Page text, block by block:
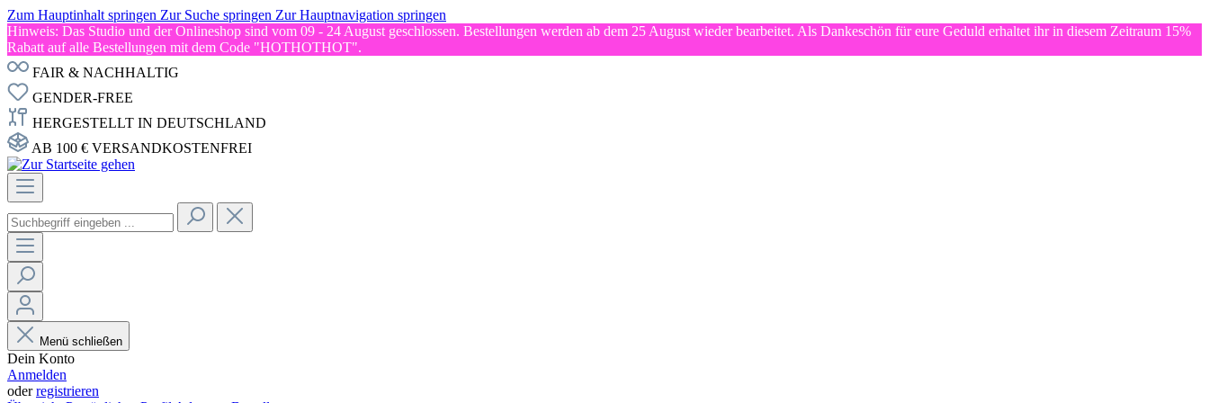
Zum Hauptinhalt springen Zur Suche springen Zur Hauptnavigation springen
Hinweis: Das Studio und der Onlineshop sind vom 09 - 24 August geschlossen. Bestellungen werden ab dem 25 August wieder bearbeitet. Als Dankeschön für eure Geduld erhaltet ihr in diesem Zeitraum 15%
Rabatt auf alle Bestellungen mit dem Code "HOTHOTHOT".
FAIR & NACHHALTIG
GENDER-FREE
HERGESTELLT IN DEUTSCHLAND
AB 100 € VERSANDKOSTENFREI
Menü schließen
Dein Konto
Anmelden
oderregistrieren